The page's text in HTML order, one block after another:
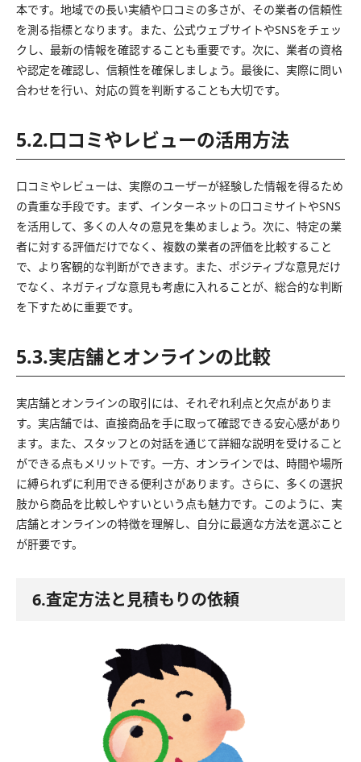
本です。地域での長い実績や口コミの多さが、その業者の信頼性
を測る指標となります。また、公式ウェブサイトやSNSをチェッ
クし、最新の情報を確認することも重要です。次に、業者の資格
や認定を確認し、信頼性を確保しましょう。最後に、実際に問い
合わせを行い、対応の質を判断することも大切です。
5.2.口コミやレビューの活用方法
口コミやレビューは、実際のユーザーが経験した情報を得るため
の貴重な手段です。まず、インターネットの口コミサイトやSNS
を活用して、多くの人々の意見を集めましょう。次に、特定の業
者に対する評価だけでなく、複数の業者の評価を比較すること
で、より客観的な判断ができます。また、ポジティブな意見だけ
でなく、ネガティブな意見も考慮に入れることが、総合的な判断
を下すために重要です。
5.3.実店舗とオンラインの比較
実店舗とオンラインの取引には、それぞれ利点と欠点がありま
す。実店舗では、直接商品を手に取って確認できる安心感があり
ます。また、スタッフとの対話を通じて詳細な説明を受けること
ができる点もメリットです。一方、オンラインでは、時間や場所
に縛られずに利用できる便利さがあります。さらに、多くの選択
肢から商品を比較しやすいという点も魅力です。このように、実
店舗とオンラインの特徴を理解し、自分に最適な方法を選ぶこと
が肝要です。
6.査定方法と見積もりの依頼